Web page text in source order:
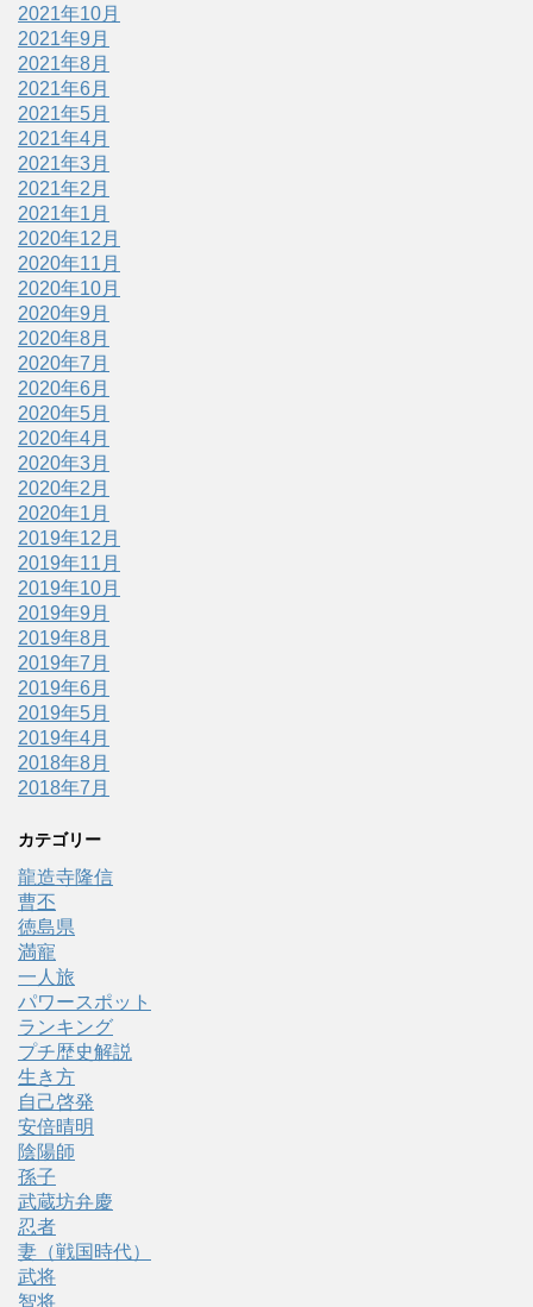
2021年10月
2021年9月
2021年8月
2021年6月
2021年5月
2021年4月
2021年3月
2021年2月
2021年1月
2020年12月
2020年11月
2020年10月
2020年9月
2020年8月
2020年7月
2020年6月
2020年5月
2020年4月
2020年3月
2020年2月
2020年1月
2019年12月
2019年11月
2019年10月
2019年9月
2019年8月
2019年7月
2019年6月
2019年5月
2019年4月
2018年8月
2018年7月
カテゴリー
龍造寺隆信
曹丕
徳島県
満寵
一人旅
パワースポット
ランキング
プチ歴史解説
生き方
自己啓発
安倍晴明
陰陽師
孫子
武蔵坊弁慶
忍者
妻（戦国時代）
武将
智将